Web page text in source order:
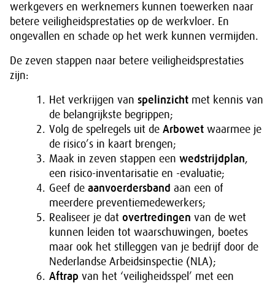
werkgevers en werknemers kunnen toewerken naar
betere veiligheidsprestaties op de werkvloer. En
ongevallen en schade op het werk kunnen vermijden.
De zeven stappen naar betere veiligheidsprestaties
zijn:
Het verkrijgen van spelinzicht met kennis van
de belangrijkste begrippen;
Volg de spelregels uit de Arbowet waarmee je
de risico’s in kaart brengen;
Maak in zeven stappen een wedstrijdplan,
een risico-inventarisatie en -evaluatie;
Geef de aanvoerdersband aan een of
meerdere preventiemedewerkers;
Realiseer je dat overtredingen van de wet
kunnen leiden tot waarschuwingen, boetes
maar ook het stilleggen van je bedrijf door de
Nederlandse Arbeidsinspectie (NLA);
Aftrap van het ‘veiligheidsspel’ met een